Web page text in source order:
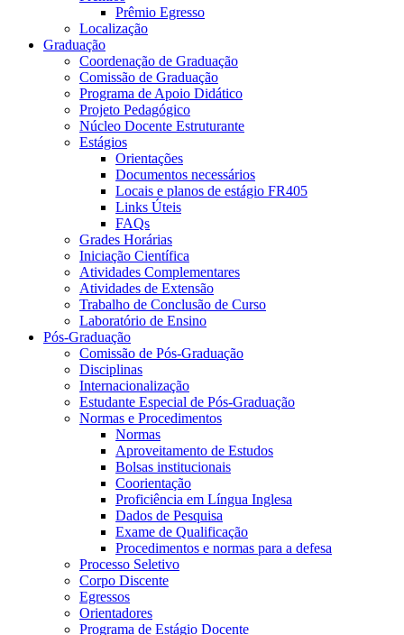
Prêmio Egresso
Localização
Graduação
Coordenação de Graduação
Comissão de Graduação
Programa de Apoio Didático
Projeto Pedagógico
Núcleo Docente Estruturante
Estágios
Orientações
Documentos necessários
Locais e planos de estágio FR405
Links Úteis
FAQs
Grades Horárias
Iniciação Científica
Atividades Complementares
Atividades de Extensão
Trabalho de Conclusão de Curso
Laboratório de Ensino
Pós-Graduação
Comissão de Pós-Graduação
Disciplinas
Internacionalização
Estudante Especial de Pós-Graduação
Normas e Procedimentos
Normas
Aproveitamento de Estudos
Bolsas institucionais
Coorientação
Proficiência em Língua Inglesa
Dados de Pesquisa
Exame de Qualificação
Procedimentos e normas para a defesa
Processo Seletivo
Corpo Discente
Egressos
Orientadores
Programa de Estágio Docente